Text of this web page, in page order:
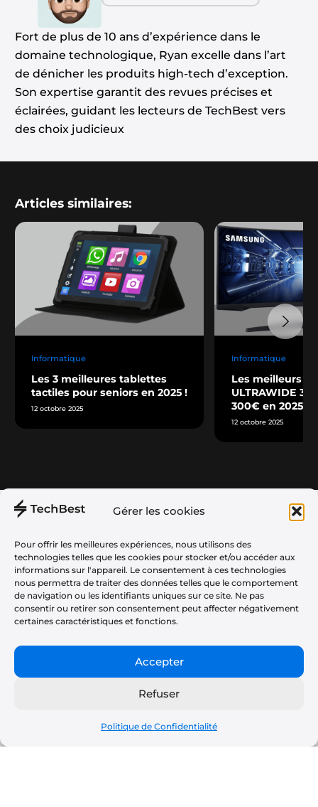
Gérer les cookies
Pour offrir les meilleures expériences, nous utilisons des
technologies telles que les cookies pour stocker et/ou accéder aux
informations sur l'appareil. Le consentement à ces technologies
nous permettra de traiter des données telles que le comportement
de navigation ou les identifiants uniques sur ce site. Ne pas
consentir ou retirer son consentement peut affecter négativement
certaines caractéristiques et fonctions.
Accepter
Refuser
Politique de Confidentialité
Fort de plus de 10 ans d’expérience dans le
domaine technologique, Ryan excelle dans l’art
de dénicher les produits high-tech d’exception.
Son expertise garantit des revues précises et
éclairées, guidant les lecteurs de TechBest vers
des choix judicieux
Articles similaires:
Informatique
Les 3 meilleures tablettes
tactiles pour seniors en 2025 !
12 octobre 2025
Informatique
Les meilleurs
ULTRAWIDE
300€ en 2025 !
12 octobre 2025
Téléphonie
Audio
Informatique
Gaming
Maison
Vélos & Trottinettes
Photo
Plan du Site
Politique de Confidentialité
CGU
Partenariats & Tests Produits